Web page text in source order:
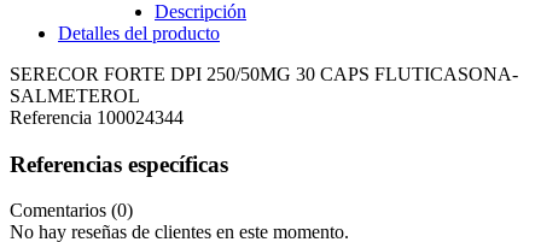
Descripción
Detalles del producto
SERECOR FORTE DPI 250/50MG 30 CAPS FLUTICASONA-
SALMETEROL
Referencia 100024344
Referencias específicas
Comentarios (0)
No hay reseñas de clientes en este momento.